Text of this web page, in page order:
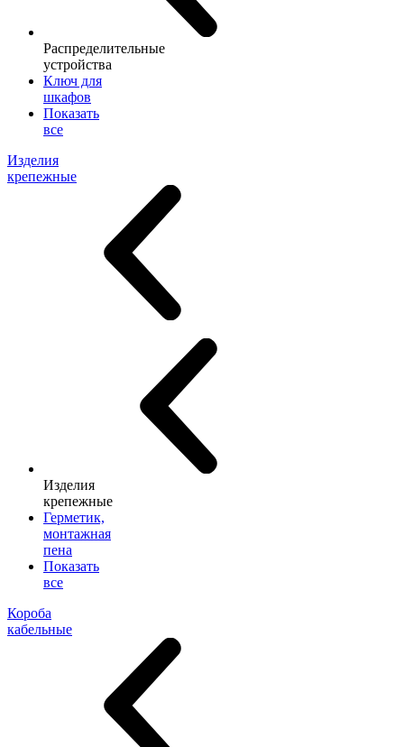
Распределительные
устройства
Ключ для
шкафов
Показать
все
Изделия
крепежные
Изделия
крепежные
Герметик,
монтажная
пена
Показать
все
Короба
кабельные